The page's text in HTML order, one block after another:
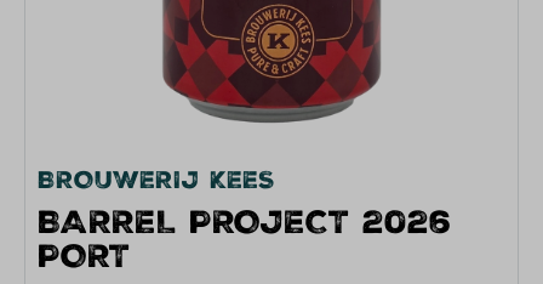
BROUWERIJ KEES
BARREL PROJECT 2026
PORT